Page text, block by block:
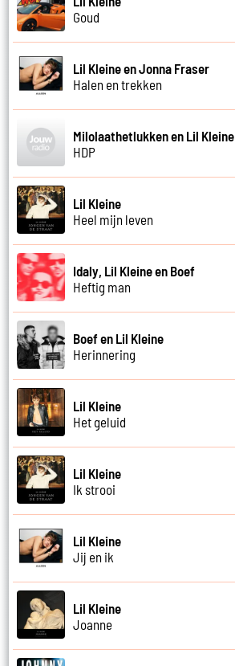
Goud
Lil Kleine en Jonna Fraser
Halen en trekken
Milolaathetlukken en Lil Kleine
HDP
Lil Kleine
Heel mijn leven
Idaly, Lil Kleine en Boef
Heftig man
Boef en Lil Kleine
Herinnering
Lil Kleine
Het geluid
Lil Kleine
Ik strooi
Lil Kleine
Jij en ik
Lil Kleine
Joanne